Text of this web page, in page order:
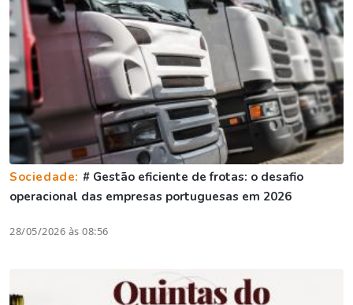
Sociedade: # Gestão eficiente de frotas: o desafio
operacional das empresas portuguesas em 2026
28/05/2026 às 08:56